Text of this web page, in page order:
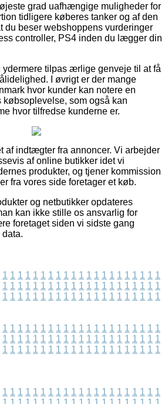
grad uafhængige muligheder for
tidligere køberes tanker og af den
du beser webshoppens vurderinger
controller, PS4 inden du lægger din
ydermere tilpas ærlige genveje til at få
I øvrigt er der mange
hvor kunder kan notere en
købsoplevelse, som også kan
hvor tilfredse kunderne er.
af indtægter fra annoncer. Vi arbejder
af online butikker idet vi
produkter, og tjener kommission
fra vores side foretager et køb.
og netbutikker opdateres
kan ikke stille os ansvarlig for
foretaget siden vi sidste gang
1 1 1 1 1 1 1 1 1 1 1 1 1 1 1 1 1 1 1 1 1
1 1 1 1 1 1 1 1 1 1 1 1 1 1 1 1 1 1 1 1 1
1 1 1 1 1 1 1 1 1 1 1 1 1 1 1 1 1 1 1 1 1
1 1 1 1 1 1 1 1 1 1 1 1 1 1 1 1 1 1 1 1 1
1 1 1 1 1 1 1 1 1 1 1 1 1 1 1 1 1 1 1 1 1
1 1 1 1 1 1 1 1 1 1 1 1 1 1 1 1 1 1 1 1 1
1 1 1 1 1 1 1 1 1 1 1 1 1 1 1 1 1 1 1 1 1